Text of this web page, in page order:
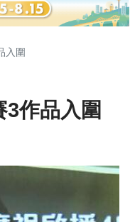
入圍
作品入圍